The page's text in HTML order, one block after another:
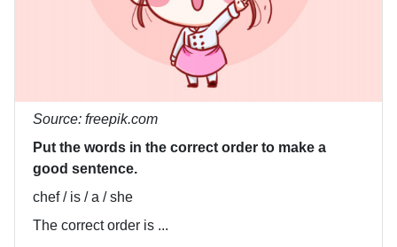
Source: freepik.com
Put the words in the correct order to make a
good sentence.
chef / is / a / she
The correct order is ...